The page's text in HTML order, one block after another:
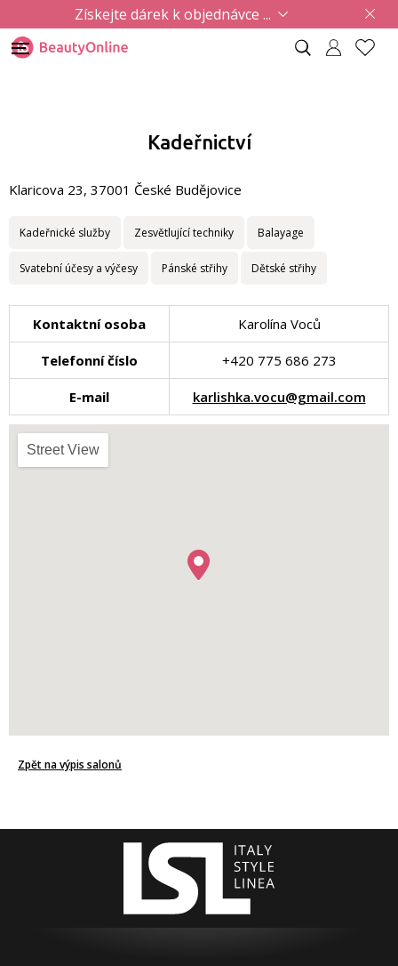
Získejte dárek k objednávce ...
Kadeřnictví
Klaricova 23, 37001 České Budějovice
Kadeřnické služby Zesvětlující techniky Balayage
Svatební účesy a výčesy Pánské střihy Dětské střihy
Kontaktní osoba Karolína Voců
Telefonní číslo +420 775 686 273
E-mail karlishka.vocu@gmail.com
Street View
Zpět na výpis salonů